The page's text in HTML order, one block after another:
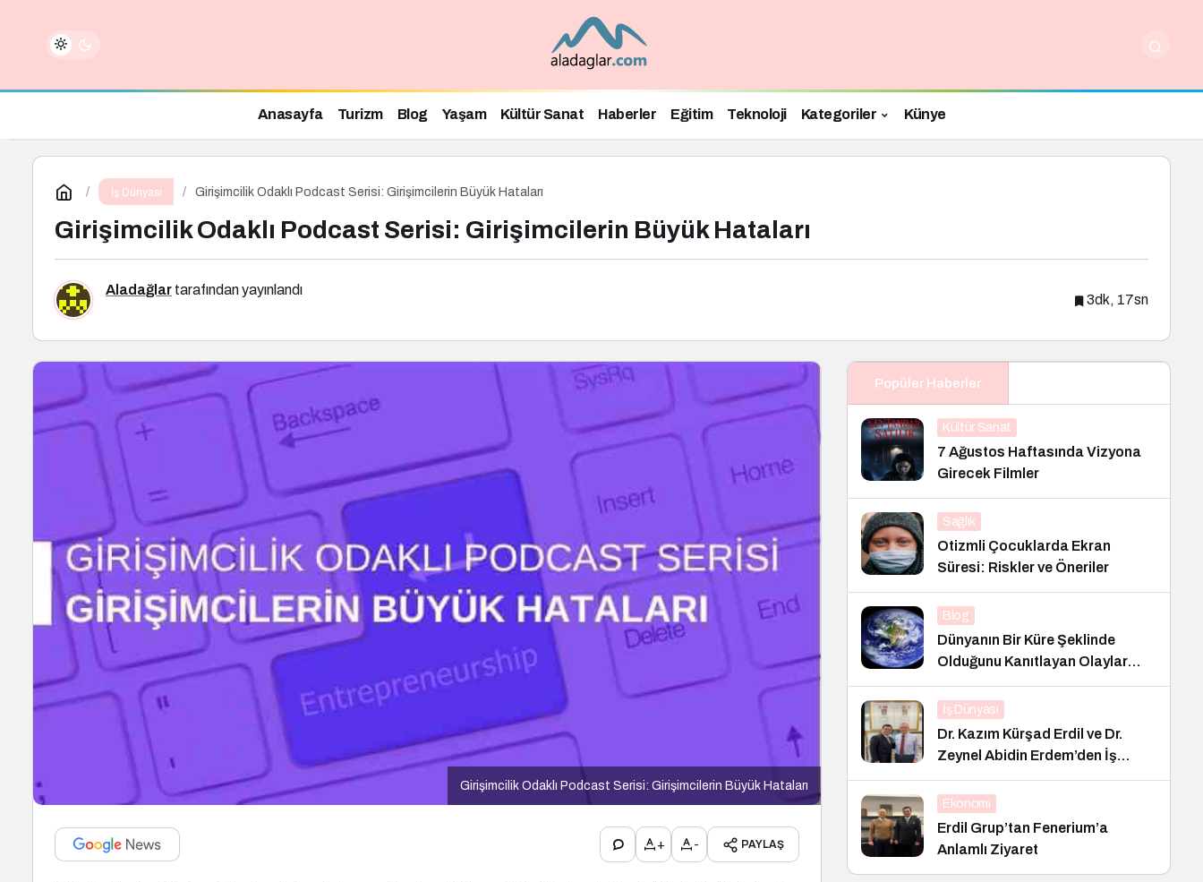
Anasayfa Turizm Blog Yaşam Kültür Sanat Haberler Eğitim Teknoloji Kategoriler Künye
İş Dünyası Girişimcilik Odaklı Podcast Serisi: Girişimcilerin Büyük Hataları
Girişimcilik Odaklı Podcast Serisi: Girişimcilerin Büyük Hataları
Aladağlar tarafından yayınlandı
3dk, 17sn
Girişimcilik Odaklı Podcast Serisi: Girişimcilerin Büyük Hataları
+ - PAYLAŞ
Popüler Haberler
Kültür Sanat
7 Ağustos Haftasında Vizyona
Girecek Filmler
Sağlık
Otizmli Çocuklarda Ekran
Süresi: Riskler ve Öneriler
Blog
Dünyanın Bir Küre Şeklinde
Olduğunu Kanıtlayan Olaylar
Nedir?
İş Dünyası
Dr. Kazım Kürşad Erdil ve Dr.
Zeynel Abidin Erdem’den İş
Dünyası Buluşması
Ekonomi
Erdil Grup’tan Fenerium’a
Anlamlı Ziyaret